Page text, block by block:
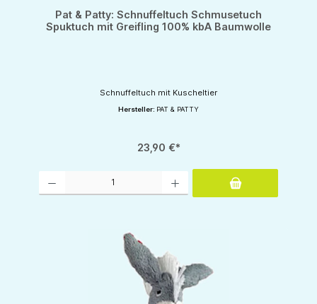
Pat & Patty: Schnuffeltuch Schmusetuch
Spuktuch mit Greifling 100% kbA Baumwolle
Schnuffeltuch mit Kuscheltier
Hersteller: PAT & PATTY
23,90 €*